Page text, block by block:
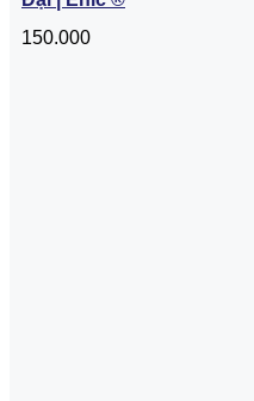
150.000